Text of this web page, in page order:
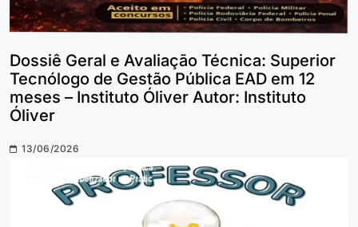
Dossiê Geral e Avaliação Técnica: Superior
Tecnólogo de Gestão Pública EAD em 12
meses – Instituto Óliver Autor: Instituto
Óliver
13/06/2026